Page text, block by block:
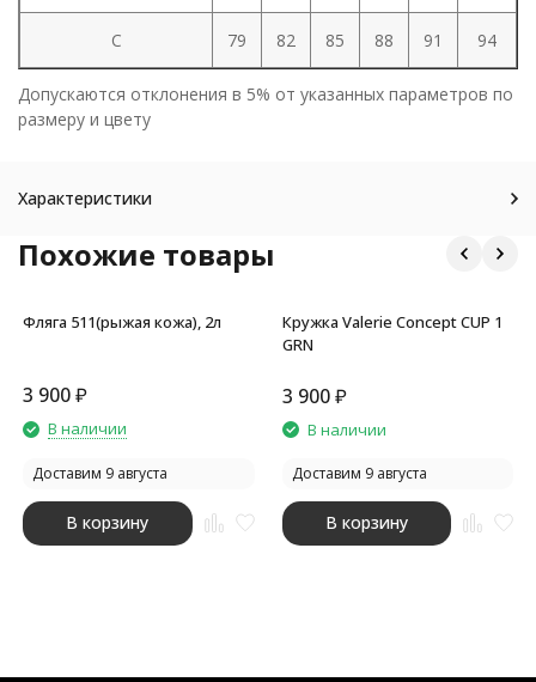
C 79 82 85 88 91 94
Допускаются отклонения в 5% от указанных параметров по
размеру и цвету
Характеристики
Похожие товары
Фляга 511(рыжая кожа), 2л
3 900₽
В наличии
Доставим 9 августа
В корзину
Кружка Valerie Concept CUP 1
GRN
3 900 ₽
В наличии
Доставим 9 августа
В корзину